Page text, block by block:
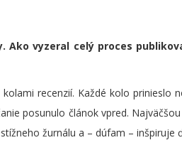
vyzeral celý proces
recenzií. Každé kolo prinieslo
posunulo článok vpred.
žurnálu a – dúfam – inšpiruje